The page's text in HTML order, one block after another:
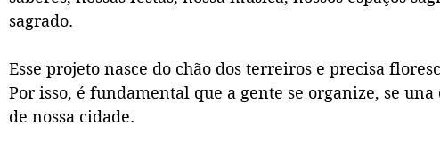
sagrado.
Esse projeto nasce do chão dos terreiros e precisa
Por isso, é fundamental que a gente se organize, se
de nossa cidade.